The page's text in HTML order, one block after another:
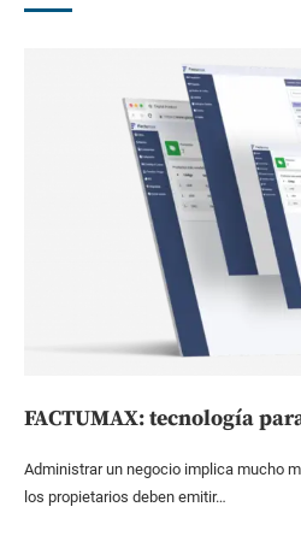
FACTUMAX: tecnología
Administrar un negocio implica mucho
los propietarios deben emitir…